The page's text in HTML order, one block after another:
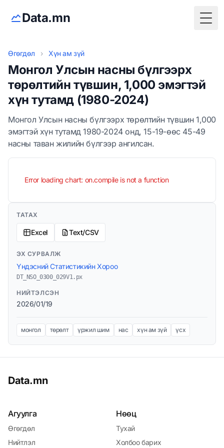
Data.mn
Өгөгдөл › Хүн ам зүй
Монгол Улсын насны бүлгээрх
төрөлтийн түвшин, 1,000 эмэгтэй
хүн тутамд (1980-2024)
Монгол Улсын насны бүлгээрх төрөлтийн түвшин 1,000
эмэгтэй хүн тутамд 1980-2024 онд, 15-19-өөс 45-49
насны таван жилийн бүлгээр ангилсан.
Error loading chart: on.compile is not a function
ТАТАХ
Excel Text/CSV
ЭХ СУРВАЛЖ
Үндэсний Статистикийн Хороо
DT_NSO_0300_029V1.px
НИЙТЭЛСЭН
2026/01/19
монгол төрөлт үржил шим нас хүн ам зүй үсх
Data.mn
Агуулга
Өгөгдөл
Нийтлэл
Нөөц
Тухай
Холбоо барих